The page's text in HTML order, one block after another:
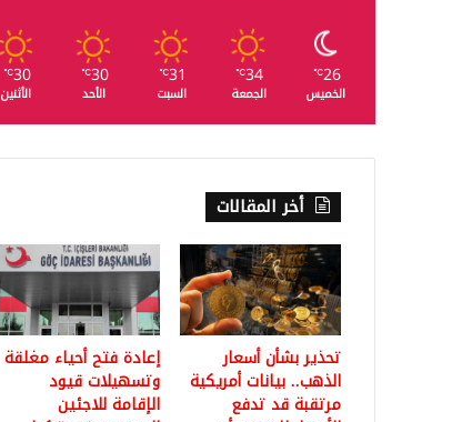
26
℃
الخميس
34
℃
الجمعة
31
℃
السبت
30
℃
الأحد
30
℃
الأثنين
أخر المقالات
تحذير بشأن أسعار
الذهب.. بيانات أمريكية
مرتقبة قد تدفع
إعادة فتح أحياء مغلقة
وتسهيلات قيود
الإقامة للاجئين